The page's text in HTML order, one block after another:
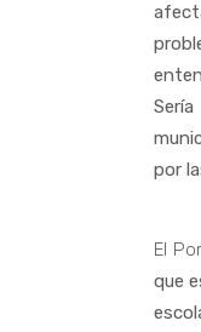
por
El
que